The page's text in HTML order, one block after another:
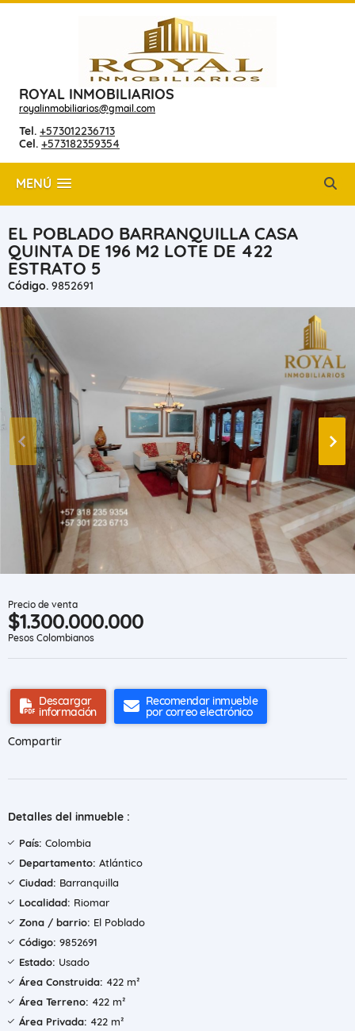
ROYAL INMOBILIARIOS
royalinmobiliarios@gmail.com
Tel. +573012236713
Cel. +573182359354
MENÚ
EL POBLADO BARRANQUILLA CASA
QUINTA DE 196 M2 LOTE DE 422
ESTRATO 5
Código. 9852691
Precio de venta
$1.300.000.000
Pesos Colombianos
Descargar
información
Recomendar inmueble
por correo electrónico
Compartir
Detalles del inmueble :
País: Colombia
Departamento: Atlántico
Ciudad: Barranquilla
Localidad: Riomar
Zona / barrio: El Poblado
Código: 9852691
Estado: Usado
Área Construida: 422 m²
Área Terreno: 422 m²
Área Privada: 422 m²